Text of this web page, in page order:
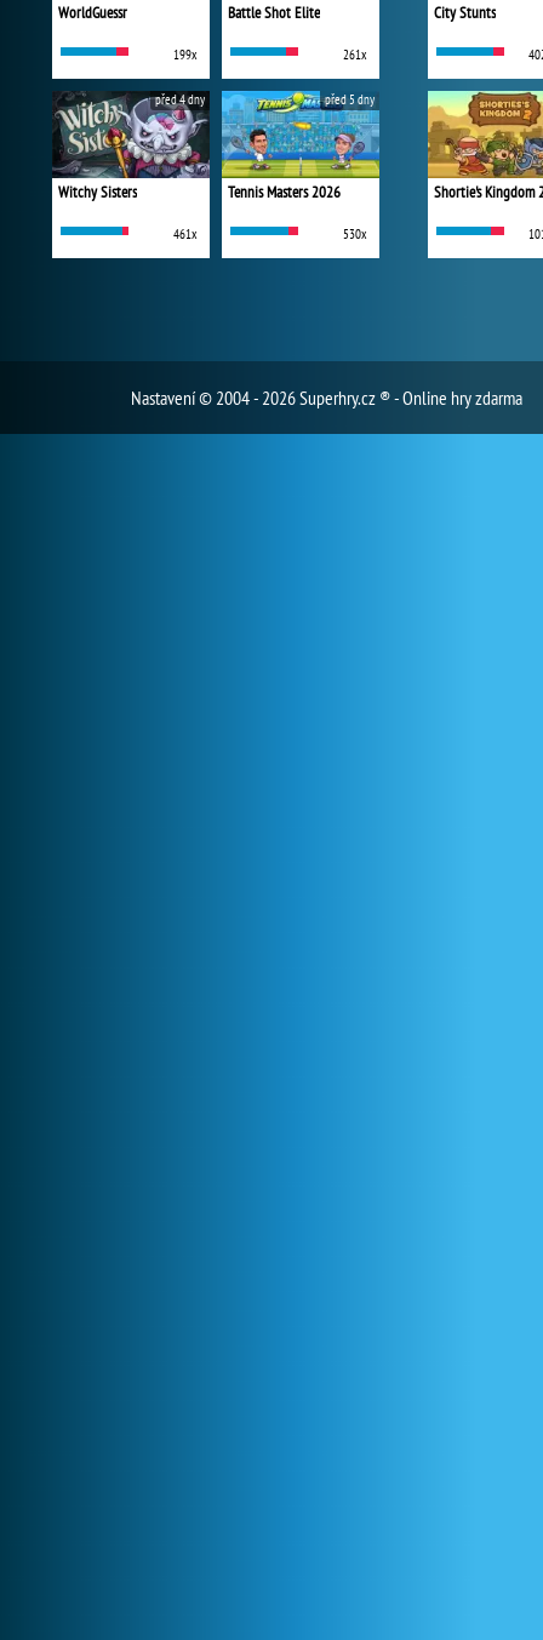
WorldGuessr
199x
Battle Shot Elite
261x
Witchy Sisters
461x
před 4 dny
Tennis Masters 2026
530x
před 5 dny
City Stunts
Shortie's Kingdom
Nastavení© 2004 - 2026 Superhry.cz ® - Online hry zdarma